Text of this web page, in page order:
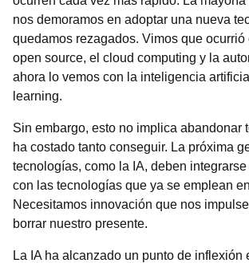
nos demoramos en adoptar una nueva
quedamos rezagados. Vimos que ocurrió
open source, el cloud computing y la
ahora lo vemos con la inteligencia
learning.
Sin embargo, esto no implica abandonar
ha costado tanto conseguir. La próxima
tecnologías, como la IA, deben
con las tecnologías que ya se emplean
Necesitamos innovación que nos
borrar nuestro presente.
La IA ha alcanzado un punto de inflexión